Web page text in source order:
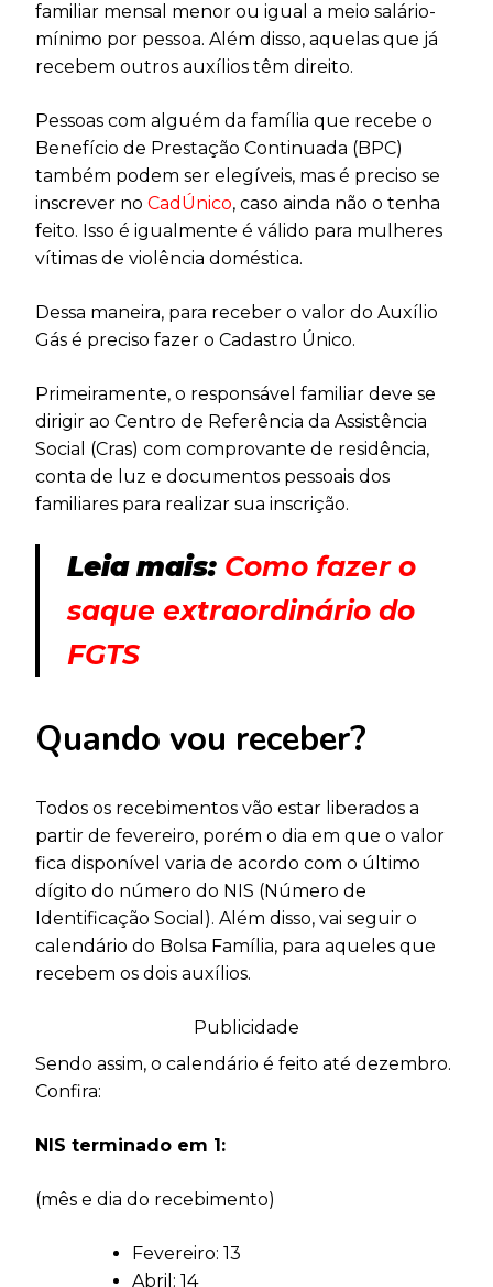
familiar mensal menor ou igual a meio salário-
mínimo por pessoa. Além disso, aquelas que já
recebem outros auxílios têm direito.
Pessoas com alguém da família que recebe o
Benefício de Prestação Continuada (BPC)
também podem ser elegíveis, mas é preciso se
inscrever no CadÚnico, caso ainda não o tenha
feito. Isso é igualmente é válido para mulheres
vítimas de violência doméstica.
Dessa maneira, para receber o valor do Auxílio
Gás é preciso fazer o Cadastro Único.
Primeiramente, o responsável familiar deve se
dirigir ao Centro de Referência da Assistência
Social (Cras) com comprovante de residência,
conta de luz e documentos pessoais dos
familiares para realizar sua inscrição.
Leia mais: Como fazer o
saque extraordinário do
FGTS
Quando vou receber?
Todos os recebimentos vão estar liberados a
partir de fevereiro, porém o dia em que o valor
fica disponível varia de acordo com o último
dígito do número do NIS (Número de
Identificação Social). Além disso, vai seguir o
calendário do Bolsa Família, para aqueles que
recebem os dois auxílios.
Publicidade
Sendo assim, o calendário é feito até dezembro.
Confira:
NIS terminado em 1:
(mês e dia do recebimento)
Fevereiro: 13
Abril: 14